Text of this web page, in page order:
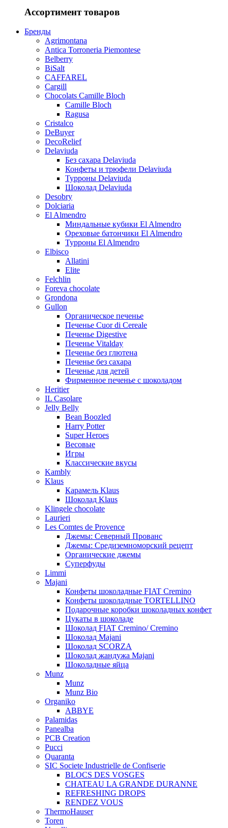
Ассортимент товаров
Бренды
Agrimontana
Antica Torroneria Piemontese
Belberry
BiSalt
CAFFAREL
Cargill
Chocolats Camille Bloch
Camille Bloch
Ragusa
Cristalco
DeBuyer
DecoRelief
Delaviuda
Без сахара Delaviuda
Конфеты и трюфели Delaviuda
Турроны Delaviuda
Шоколад Delaviuda
Desobry
Dolciaria
El Almendro
Миндальные кубики El Almendro
Ореховые батончики El Almendro
Турроны El Almendro
Elbisco
Allatini
Elite
Felchlin
Foreva chocolate
Grondona
Gullon
Органическое печенье
Печенье Cuor di Cereale
Печенье Digestive
Печенье Vitalday
Печенье без глютена
Печенье без сахара
Печенье для детей
Фирменное печенье с шоколадом
Heritier
IL Casolare
Jelly Belly
Bean Boozled
Harry Potter
Super Heroes
Весовые
Игры
Классические вкусы
Kambly
Klaus
Карамель Klaus
Шоколад Klaus
Klingele chocolate
Laurieri
Les Comtes de Provence
Джемы: Северный Прованс
Джемы: Средиземноморский рецепт
Органические джемы
Суперфуды
Limmi
Majani
Конфеты шоколадные FIAT Cremino
Конфеты шоколадные TORTELLINO
Подарочные коробки шоколадных конфет
Цукаты в шоколаде
Шоколад FIAT Cremino/ Cremino
Шоколад Majani
Шоколад SCORZA
Шоколад жандужа Majani
Шоколадные яйца
Munz
Munz
Munz Bio
Organiko
ABBYE
Palamidas
Panealba
PCB Creation
Pucci
Quaranta
SIC Societe Industrielle de Confiserie
BLOCS DES VOSGES
CHATEAU LA GRANDE DURANNE
REFRESHING DROPS
RENDEZ VOUS
ThermoHauser
Toren